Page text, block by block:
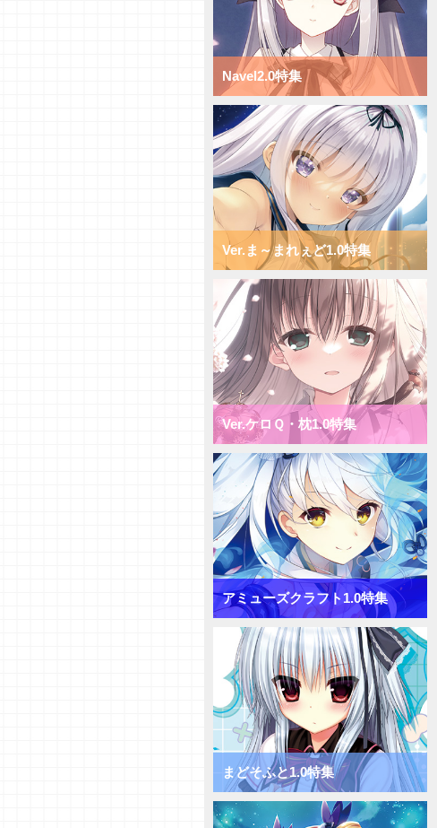
【研究員イチオシカード紹介
Vol.68】ニトロオリジン1.0【初
心者向け】
【研究員イチオシカード紹介
Vol.67】ニトロオリジン1.0【初
心者向け】
【研究員イチオシカード紹介
Vol.66】ニトロオリジン1.0【初
心者向け】
【デッキ紹介】小型キャラを全体
強化！ ニトロオリジン1.0 ミッ
クス日単デッキ
【デッキ紹介】超大型キャラで蹂
躙せよ！ ニトロオリジン1.0 ミ
ックス宙単デッキ
【デッキ紹介】サポートと移動で
攻め続けろ！ ニトロオリジン
1.0 ミックス花単デッキ
【デッキ紹介】超大型キャラへコ
ンバート！ ニトロオリジン1.0
ミックス月単デッキ
【デッキ紹介】盤面一掃で隙を突
け！ ニトロオリジン1.0 ミック
ス雪単デッキ
【初心者向けVol.38】「ターンリ
カバリー」「プリンシパル」「サ
プライズ」について
【初心者向けVol.37】「おうちで
リセ」をやってみよう！
【研究員イチオシカード紹介
Vol.65】きゃべつそふと1.0【初
心者向け】
【研究員イチオシカード紹介
Vol.64】きゃべつそふと1.0【初
心者向け】
【研究員イチオシカード紹介
Vol.63】きゃべつそふと1.0【初
心者向け】
【デッキ紹介】コスト大量発生！
きゃべつそふと1.0 ミックス日
単デッキ
【デッキ紹介】フィールド全体を
チャージ！ きゃべつそふと1.0
ミックス宙単デッキ
【デッキ紹介】サポートでDP上
昇！ きゃべつそふと1.0 ミック
ス花単デッキ
Navel2.0特集
Ver.ま～まれぇど1.0特集
Ver.ケロＱ・枕1.0特集
アミューズクラフト1.0特集
まどそふと1.0特集